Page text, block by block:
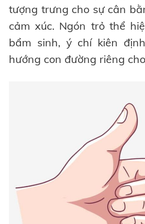
tượng trưng cho sự cân
cảm xúc. Ngón trỏ thể
bẩm sinh, ý chí kiên
hướng con đường riêng